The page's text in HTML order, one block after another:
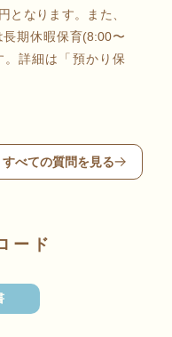
となります。また、
期休暇保育(8:00〜
詳細は「預かり保
すべての質問を見る
ード